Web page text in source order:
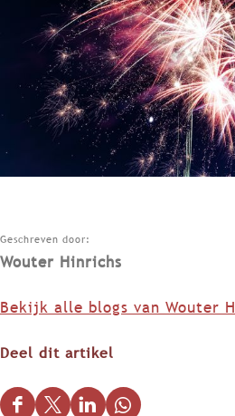
Geschreven door:
Wouter Hinrichs
Bekijk alle blogs van Wouter
Deel dit artikel